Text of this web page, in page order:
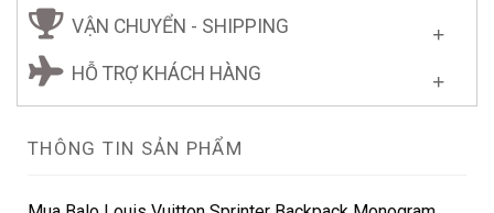
VẬN CHUYỂN - SHIPPING
HỖ TRỢ KHÁCH HÀNG
THÔNG TIN SẢN PHẨM